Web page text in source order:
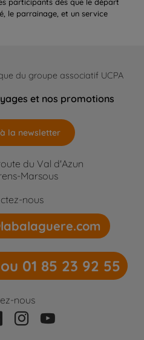
le parrainage, et un service
du groupe associatif UCPA
et nos promotions
la newsletter
du Val d'Azun
Marsous
nous
01 85 23 92 55
nous